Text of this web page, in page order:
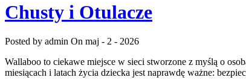
Chusty i Otulacze
Posted by admin On maj - 2 - 2026
Wallaboo to ciekawe miejsce w sieci stworzone z myślą o
miesiącach i latach życia dziecka jest naprawdę ważne: